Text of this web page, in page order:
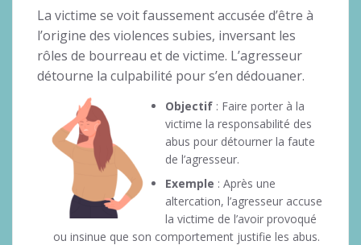
La victime se voit faussement accusée d’être à
l’origine des violences subies, inversant les
rôles de bourreau et de victime. L’agresseur
détourne la culpabilité pour s’en dédouaner.
Objectif : Faire porter à la
victime la responsabilité des
abus pour détourner la faute
de l’agresseur.
Exemple : Après une
altercation, l’agresseur accuse
la victime de l’avoir provoqué
ou insinue que son comportement justifie les abus.